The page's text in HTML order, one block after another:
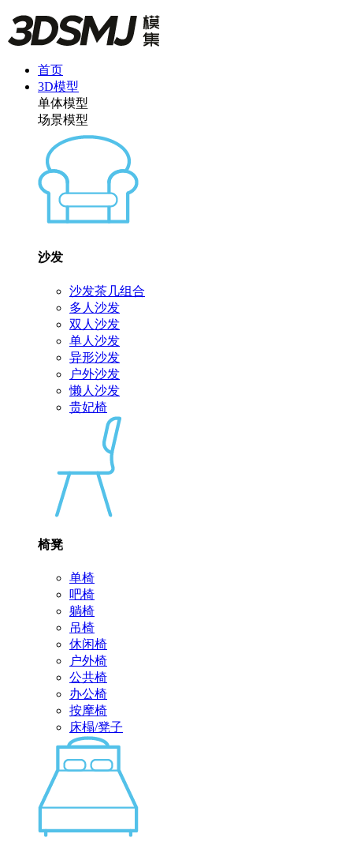
首页
3D模型
单体模型
场景模型
沙发
沙发茶几组合
多人沙发
双人沙发
单人沙发
异形沙发
户外沙发
懒人沙发
贵妃椅
椅凳
单椅
吧椅
躺椅
吊椅
休闲椅
户外椅
公共椅
办公椅
按摩椅
床榻/凳子